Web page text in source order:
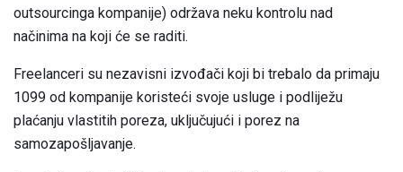
outsourcinga kompanije) održava neku kontrolu nad
načinima na koji će se raditi.
Freelanceri su nezavisni izvođači koji bi trebalo da primaju
1099 od kompanije koristeći svoje usluge i podliježu
plaćanju vlastitih poreza, uključujući i porez na
samozapošljavanje.